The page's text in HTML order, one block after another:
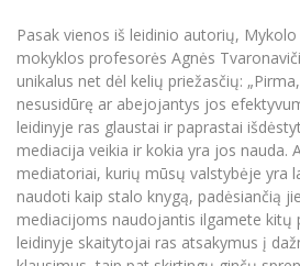
Azijos centras
Vilniaus Karaliaus
Frankofoniškų šalių
Azijos centras
Vilniaus Karaliaus
Frankofoniškų šalių
Viešai skelbiama
Parama Ukrainai
Civilinė sauga
Korupcijos prevencija
Informacinė sistema
Darbuotojų elektroninis
Daugiafaktorinė
darbuotojams (MFA)
Mokslininkų profiliai
Bendruomenės gerovė
Darbuotojų kvalifikacijos
MRU norminių teisės
Pasak vienos iš leidinio autorių,
mokyklos profesorės Agnės
unikalus net dėl kelių priežasčių:
nesusidūrę ar abejojantys jos
leidinyje ras glaustai ir paprastai
mediacija veikia ir kokia yra jos nauda.
mediatoriai, kurių mūsų valstybėje yra
naudoti kaip stalo knygą, padėsiančią
mediacijoms naudojantis ilgamete kitų
leidinyje skaitytojai ras atsakymus į